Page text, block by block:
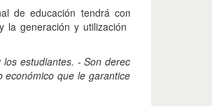
de educación tendrá como finalidad el
generación y utilización de
los estudiantes. - Son derechos de las y los
que le garantice igualdad de